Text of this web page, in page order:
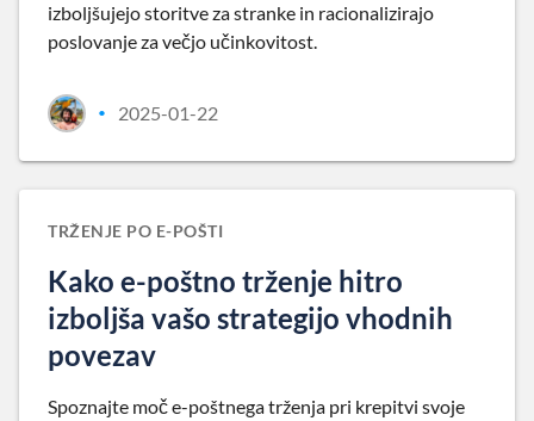
izboljšujejo storitve za stranke in racionalizirajo
poslovanje za večjo učinkovitost.
• 2025-01-22
TRŽENJE PO E-POŠTI
Kako e-poštno trženje hitro
izboljša vašo strategijo vhodnih
povezav
Spoznajte moč e-poštnega trženja pri krepitvi svoje